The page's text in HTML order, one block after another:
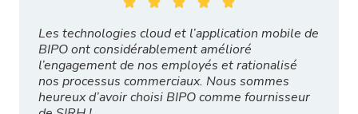
Les technologies cloud et l’application mobile de
BIPO ont considérablement amélioré
l’engagement de nos employés et rationalisé
nos processus commerciaux. Nous sommes
heureux d’avoir choisi BIPO comme fournisseur